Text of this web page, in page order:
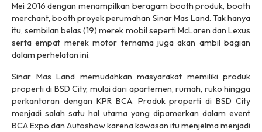
Mei 2016 dengan menampilkan beragam booth produk, booth
merchant, booth proyek perumahan Sinar Mas Land. Tak hanya
itu, sembilan belas (19) merek mobil seperti McLaren dan Lexus
serta empat merek motor ternama juga akan ambil bagian
dalam perhelatan ini.
Sinar Mas Land memudahkan masyarakat memiliki produk
properti di BSD City, mulai dari apartemen, rumah, ruko hingga
perkantoran dengan KPR BCA. Produk properti di BSD City
menjadi salah satu hal utama yang dipamerkan dalam event
BCA Expo dan Autoshow karena kawasan itu menjelma menjadi